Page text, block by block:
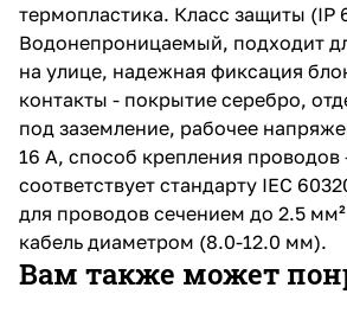
термопластика. Класс защиты (IP
Водонепроницаемый, подходит
на улице, надежная фиксация
контакты - покрытие серебро,
под заземление, рабочее
16 А, способ крепления
соответствует стандарту IEC
для проводов сечением до 2.5 мм²
кабель диаметром (8.0-12.0 мм).
Вам также может